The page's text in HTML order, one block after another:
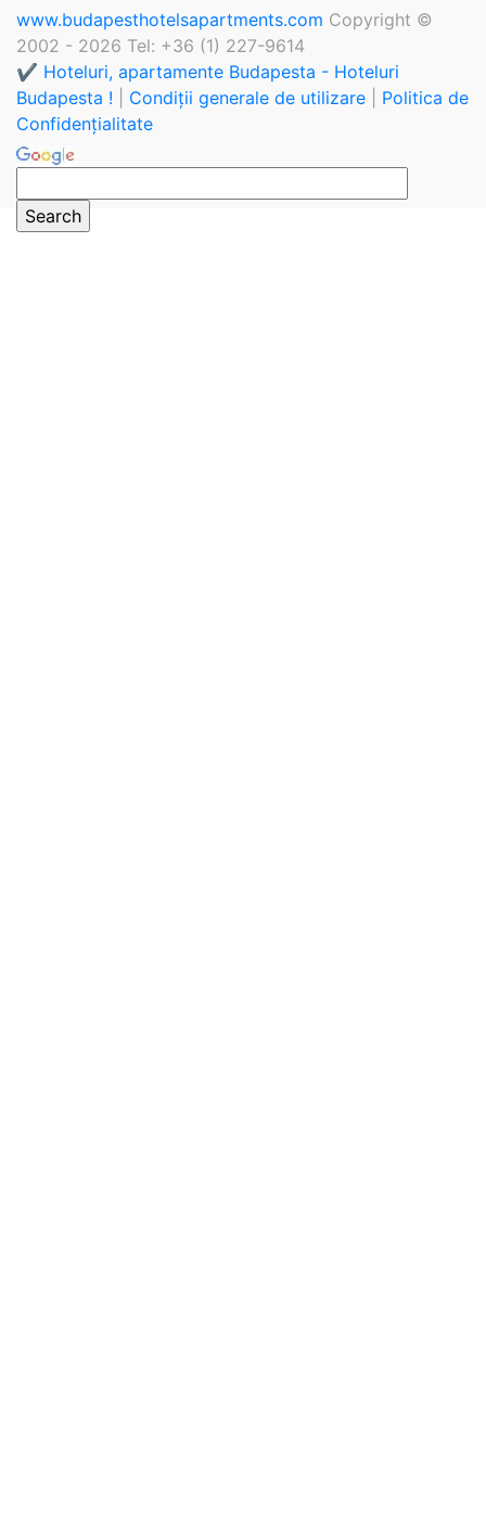
www.budapesthotelsapartments.com Copyright ©
2002 - 2026 Tel: +36 (1) 227-9614
✔️ Hoteluri, apartamente Budapesta - Hoteluri
Budapesta !
Condiții generale de utilizare
Politica de
Confidențialitate